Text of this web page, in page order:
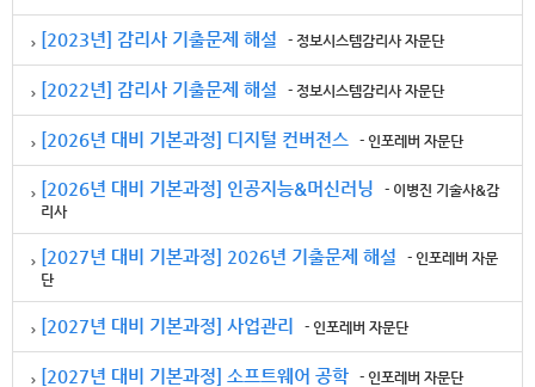
[2023년] 감리사 기출문제 해설 - 정보시스템감리사 자문단
[2022년] 감리사 기출문제 해설 - 정보시스템감리사 자문단
[2026년 대비 기본과정] 디지털 컨버전스 - 인포레버 자문단
[2026년 대비 기본과정] 인공지능&머신러닝
- 이병진 기술사&감
리사
[2027년 대비 기본과정] 2026년 기출문제 해설
- 인포레버 자문
단
[2027년 대비 기본과정] 사업관리 - 인포레버 자문단
[2027년 대비 기본과정] 소프트웨어 공학 - 인포레버 자문단